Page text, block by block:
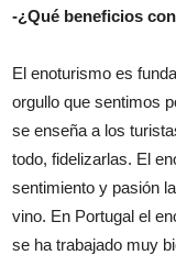
-¿Qué beneficios
El enoturismo es
orgullo que sentimos
se enseña a los
todo, fidelizarlas. El
sentimiento y pasión
vino. En Portugal el
se ha trabajado muy